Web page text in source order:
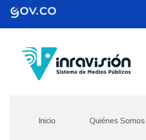
Pasar al contenido principal
Inicio Quiénes Somos